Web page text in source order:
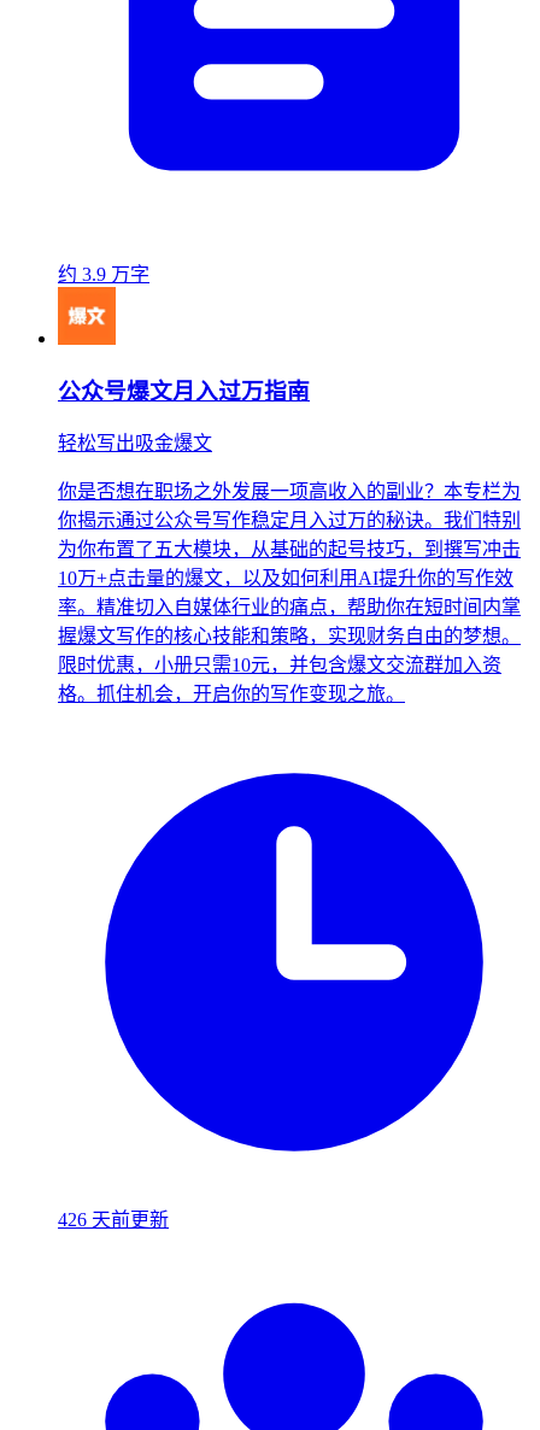
约 3.9 万字
公众号爆文月入过万指南
轻松写出吸金爆文
你是否想在职场之外发展一项高收入的副业？本专栏为
你揭示通过公众号写作稳定月入过万的秘诀。我们特别
为你布置了五大模块，从基础的起号技巧，到撰写冲击
10万+点击量的爆文，以及如何利用AI提升你的写作效
率。精准切入自媒体行业的痛点，帮助你在短时间内掌
握爆文写作的核心技能和策略，实现财务自由的梦想。
限时优惠，小册只需10元，并包含爆文交流群加入资
格。抓住机会，开启你的写作变现之旅。
426 天前更新